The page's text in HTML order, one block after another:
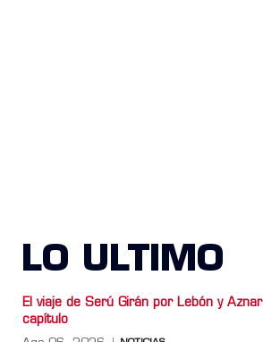
LO ULTIMO
El viaje de Serú Girán por Lebón y
capítulo